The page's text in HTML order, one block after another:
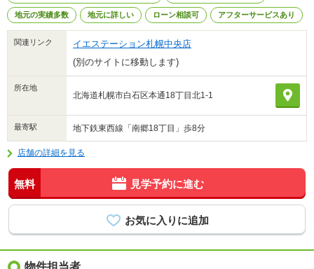
地元の実績多数 地元に詳しい ローン相談可 アフターサービスあり
関連リンク
イエステーション札幌中央店
(別のサイトに移動します)
所在地
北海道札幌市白石区本通18丁目北1-1
最寄駅 地下鉄東西線「南郷18丁目」歩8分
店舗の詳細を見る
無料 見学予約に進む
物件担当者